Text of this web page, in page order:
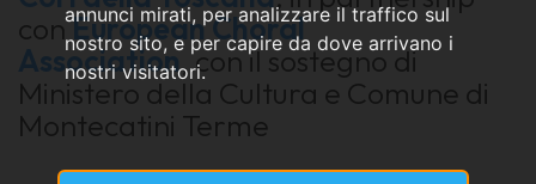
annunci mirati, per analizzare il traffico sul
nostro sito, e per capire da dove arrivano i
nostri visitatori.
conEuropean Choral
Association, con il sostegno di
Ministero della Cultura e Comune di
Montecatini Terme